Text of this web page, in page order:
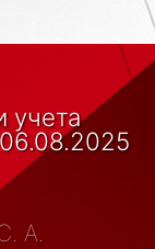
учета
А.